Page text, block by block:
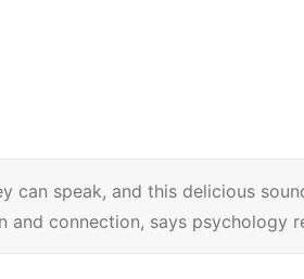
can speak, and this delicious
and connection, says psychology